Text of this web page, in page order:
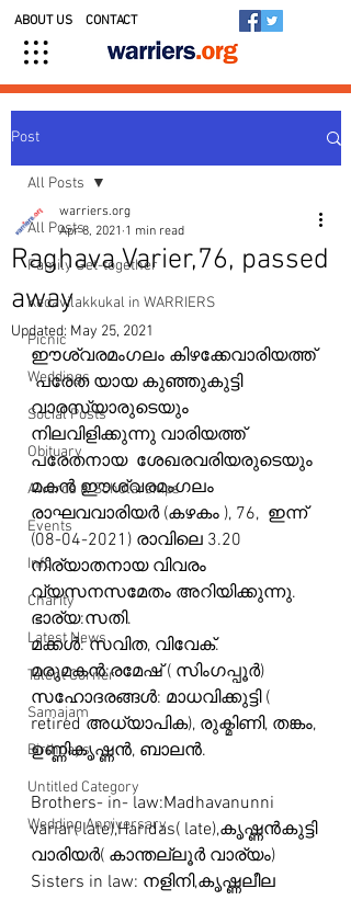
ABOUT US CONTACT
Post
All Posts
Family Get-together
Kedavilakkukal in WARRIERS
Picnic
Weddings
Social Posts
Obituary
Awards & Scholarships
Events
Info
Charity
Latest News
Talent Corner
Samajam
Birthdays
Untitled Category
Wedding Anniversary
All Posts
Raghava Varier,76, passed
away
warriers.org
Apr 8, 2021 1 min read
Updated: May 25, 2021
ഈശ്വരമംഗലം കിഴക്കേവാരിയത്ത്
പരേത യായ കുഞ്ഞുകുട്ടി
വാരസ്യാരുടെയും
നിലവിളിക്കുന്നു വാരിയത്ത്
പരേതനായ  ശേഖരവരിയരുടെയും
മകൻ ഈശ്വരമംഗലം
രാഘവവാരിയർ (കഴകം ), 76,  ഇന്ന്
(08-04-2021) രാവിലെ 3.20
നിര്യാതനായ വിവരം
വ്യസനസമേതം അറിയിക്കുന്നു.
ഭാര്യ:സതി.
മക്കൾ: സവിത, വിവേക്.
മരുമകൻ:രമേഷ് ( സിംഗപ്പൂർ)
സഹോദരങ്ങൾ: മാധവിക്കുട്ടി (
retired അധ്യാപിക), രുക്മിണി, തങ്കം,
ഉണ്ണികൃഷ്ണൻ, ബാലൻ.
Brothers- in- law:Madhavanunni
variar( late),Haridas( late),കൃഷ്ണൻകുട്ടി
വാരിയർ( കാന്തല്ലൂർ വാര്യം)
Sisters in law: നളിനി,കൃഷ്ണലീല